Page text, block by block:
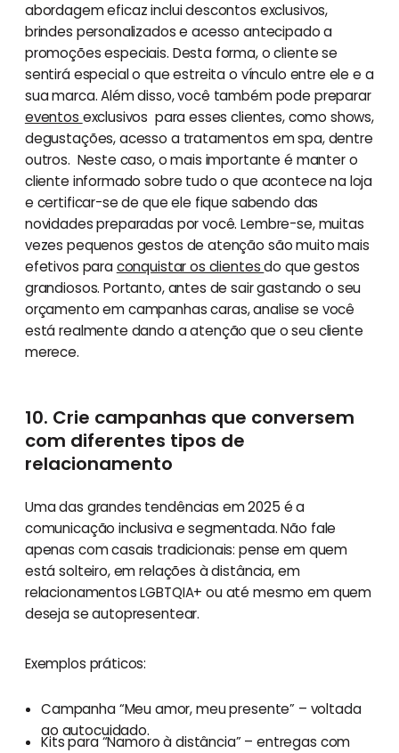
abordagem eficaz inclui descontos exclusivos,
brindes personalizados e acesso antecipado a
promoções especiais. Desta forma, o cliente se
sentirá especial o que estreita o vínculo entre ele e a
sua marca. Além disso, você também pode preparar
eventos exclusivos para esses clientes, como shows,
degustações, acesso a tratamentos em spa, dentre
outros. Neste caso, o mais importante é manter o
cliente informado sobre tudo o que acontece na loja
e certificar-se de que ele fique sabendo das
novidades preparadas por você. Lembre-se, muitas
vezes pequenos gestos de atenção são muito mais
efetivos paraconquistar os clientesdo que gestos
grandiosos. Portanto, antes de sair gastando o seu
orçamento em campanhas caras, analise se você
está realmente dando a atenção que o seu cliente
merece.
10. Crie campanhas que conversem
com diferentes tipos de
relacionamento
Uma das grandes tendências em 2025 é a
comunicação inclusiva e segmentada. Não fale
apenas com casais tradicionais: pense em quem
está solteiro, em relações à distância, em
relacionamentos LGBTQIA+ ou até mesmo em quem
deseja se autopresentear.
Exemplos práticos:
Campanha “Meu amor, meu presente” – voltada
ao autocuidado.
Kits para “Namoro à distância” – entregas com